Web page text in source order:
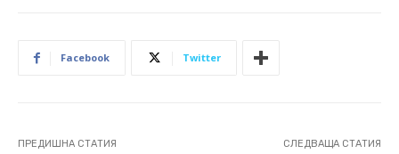
Facebook Twitter
ПРЕДИШНА СТАТИЯ СЛЕДВАЩА СТАТИЯ